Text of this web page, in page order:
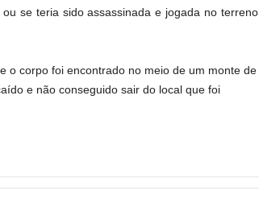
se teria sido assassinada e jogada no terreno
o corpo foi encontrado no meio de um monte de
e não conseguido sair do local que foi